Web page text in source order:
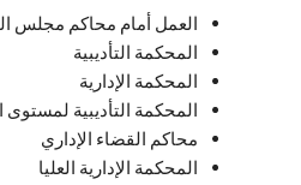
العمل أمام محاكم مجلس
المحكمة التأديبية
المحكمة الإدارية
المحكمة التأديبية لمستوى
محاكم القضاء الإداري
المحكمة الإدارية العليا